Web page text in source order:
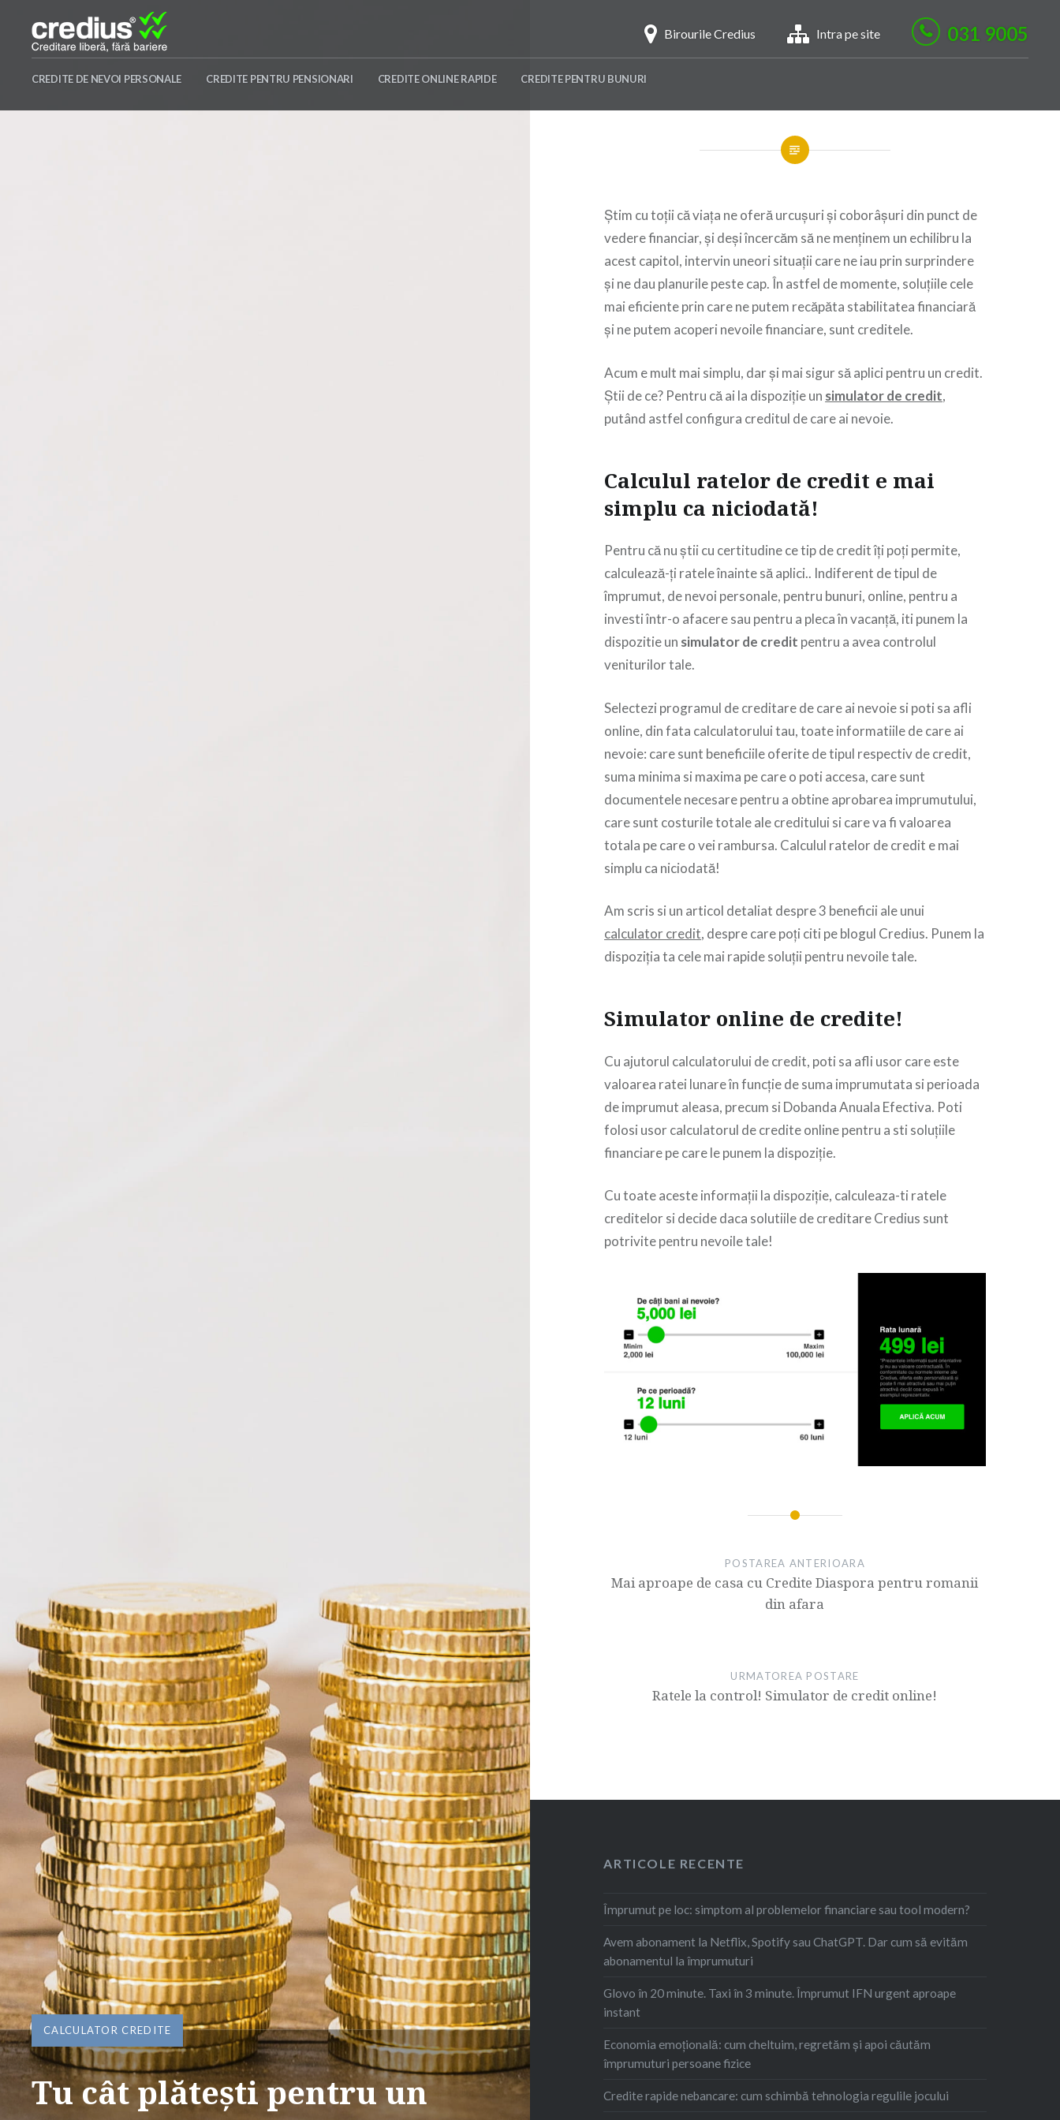
content
Credius
Birourile Credius Intra pe site 031 9005
CREDITE DE NEVOI PERSONALE CREDITE PENTRU PENSIONARI CREDITE ONLINE RAPIDE CREDITE PENTRU BUNURI
CALCULATOR CREDITE
Tu cât plătești pentru un
Știm cu toții că viața ne oferă urcușuri și coborâșuri din punct de
vedere financiar, și deși încercăm să ne menținem un echilibru la
acest capitol, intervin uneori situații care ne iau prin surprindere
și ne dau planurile peste cap. În astfel de momente, soluțiile cele
mai eficiente prin care ne putem recăpăta stabilitatea financiară
și ne putem acoperi nevoile financiare, sunt creditele.
Acum e mult mai simplu, dar și mai sigur să aplici pentru un credit.
Știi de ce? Pentru că ai la dispoziție un simulator de credit,
putând astfel configura creditul de care ai nevoie.
Calculul ratelor de credit e mai
simplu ca niciodată!
Pentru că nu știi cu certitudine ce tip de credit îți poți permite,
calculează-ți ratele înainte să aplici.. Indiferent de tipul de
împrumut, de nevoi personale, pentru bunuri, online, pentru a
investi într-o afacere sau pentru a pleca în vacanță, iti punem la
dispozitie un simulator de credit pentru a avea controlul
veniturilor tale.
Selectezi programul de creditare de care ai nevoie si poti sa afli
online, din fata calculatorului tau, toate informatiile de care ai
nevoie: care sunt beneficiile oferite de tipul respectiv de credit,
suma minima si maxima pe care o poti accesa, care sunt
documentele necesare pentru a obtine aprobarea imprumutului,
care sunt costurile totale ale creditului si care va fi valoarea
totala pe care o vei rambursa. Calculul ratelor de credit e mai
simplu ca niciodată!
Am scris si un articol detaliat despre 3 beneficii ale unui
calculator credit, despre care poți citi pe blogul Credius. Punem la
dispoziția ta cele mai rapide soluții pentru nevoile tale.
Simulator online de credite!
Cu ajutorul calculatorului de credit, poti sa afli usor care este
valoarea ratei lunare în funcție de suma imprumutata si perioada
de imprumut aleasa, precum si Dobanda Anuala Efectiva. Poti
folosi usor calculatorul de credite online pentru a sti soluțiile
financiare pe care le punem la dispoziție.
Cu toate aceste informații la dispoziție, calculeaza-ti ratele
creditelor si decide daca solutiile de creditare Credius sunt
potrivite pentru nevoile tale!
POSTAREA ANTERIOARA
Mai aproape de casa cu Credite Diaspora pentru romanii
din afara
URMATOREA POSTARE
Ratele la control! Simulator de credit online!
ARTICOLE RECENTE
Împrumut pe loc: simptom al problemelor financiare sau tool modern?
Avem abonament la Netflix, Spotify sau ChatGPT. Dar cum să evităm
abonamentul la împrumuturi
Glovo în 20 minute. Taxi în 3 minute. Împrumut IFN urgent aproape
instant
Economia emoțională: cum cheltuim, regretăm şi apoi căutăm
împrumuturi persoane fizice
Credite rapide nebancare: cum schimbă tehnologia regulile jocului